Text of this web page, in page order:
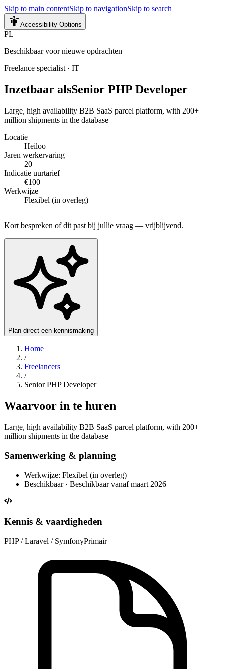
Skip to main contentSkip to navigationSkip to search
Accessibility Options
PL
Beschikbaar voor nieuwe opdrachten
Freelance specialist · IT
Inzetbaar alsSenior PHP Developer
Large, high availability B2B SaaS parcel platform, with 200+
million shipments in the database
Locatie
Heiloo
Jaren werkervaring
20
Indicatie uurtarief
€100
Werkwijze
Flexibel (in overleg)
Kort bespreken of dit past bij jullie vraag — vrijblijvend.
Plan direct een kennismaking
Home
/
Freelancers
/
Senior PHP Developer
Waarvoor in te huren
Large, high availability B2B SaaS parcel platform, with 200+
million shipments in the database
Samenwerking & planning
Werkwijze: Flexibel (in overleg)
Beschikbaar · Beschikbaar vanaf maart 2026
Kennis & vaardigheden
PHP / Laravel / SymfonyPrimair